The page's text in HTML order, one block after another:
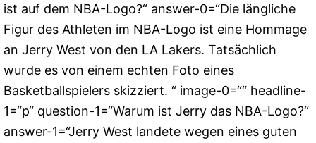
ist auf dem NBA-Logo?“ answer-0=“Die längliche
Figur des Athleten im NBA-Logo ist eine Hommage
an Jerry West von den LA Lakers. Tatsächlich
wurde es von einem echten Foto eines
Basketballspielers skizziert. “ image-0=““ headline-
1=“p“ question-1=“Warum ist Jerry das NBA-Logo?“
answer-1=“Jerry West landete wegen eines guten